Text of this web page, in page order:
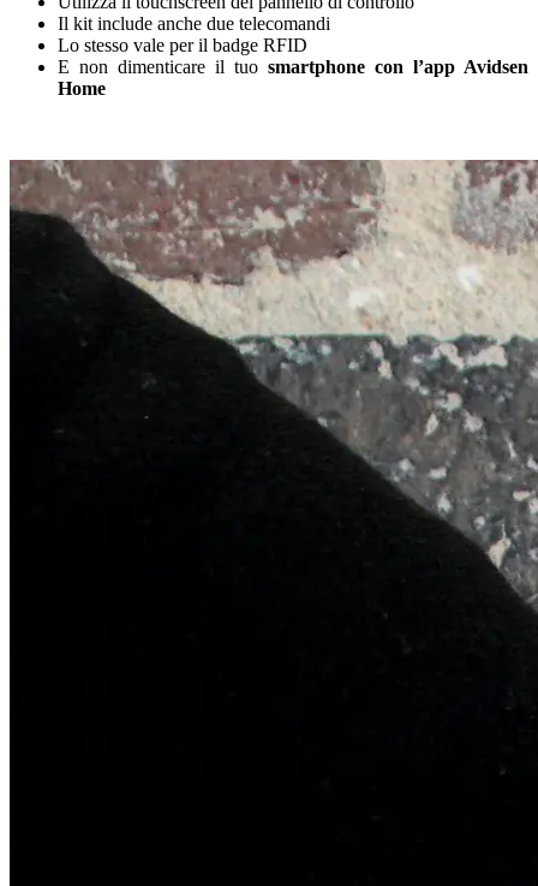
Il kit include anche due telecomandi
Lo stesso vale per il badge RFID
E non dimenticare il tuo smartphone con l’app Avidsen
Home